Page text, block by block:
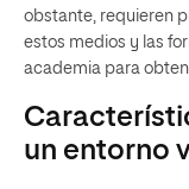
obstante, requieren
estos medios y las
academia para
un entorno